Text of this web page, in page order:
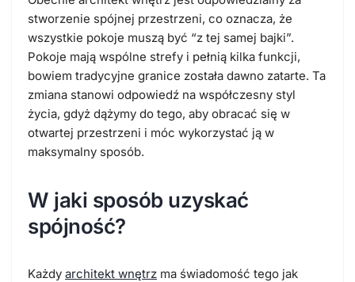
stworzenie spójnej przestrzeni, co oznacza, że
wszystkie pokoje muszą być “z tej samej bajki”.
Pokoje mają wspólne strefy i pełnią kilka funkcji,
bowiem tradycyjne granice została dawno zatarte. Ta
zmiana stanowi odpowiedź na współczesny styl
życia, gdyż dążymy do tego, aby obracać się w
otwartej przestrzeni i móc wykorzystać ją w
maksymalny sposób.
W jaki sposób uzyskać
spójność?
Każdy architekt wnętrz ma świadomość tego jak